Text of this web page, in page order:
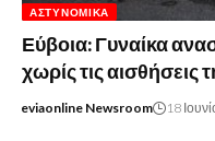
ΑΣΤΥΝΟΜΙΚΆ
Εύβοια: Γυναίκα
χωρίς τις αισθήσεις
eviaonline Newsroom 18